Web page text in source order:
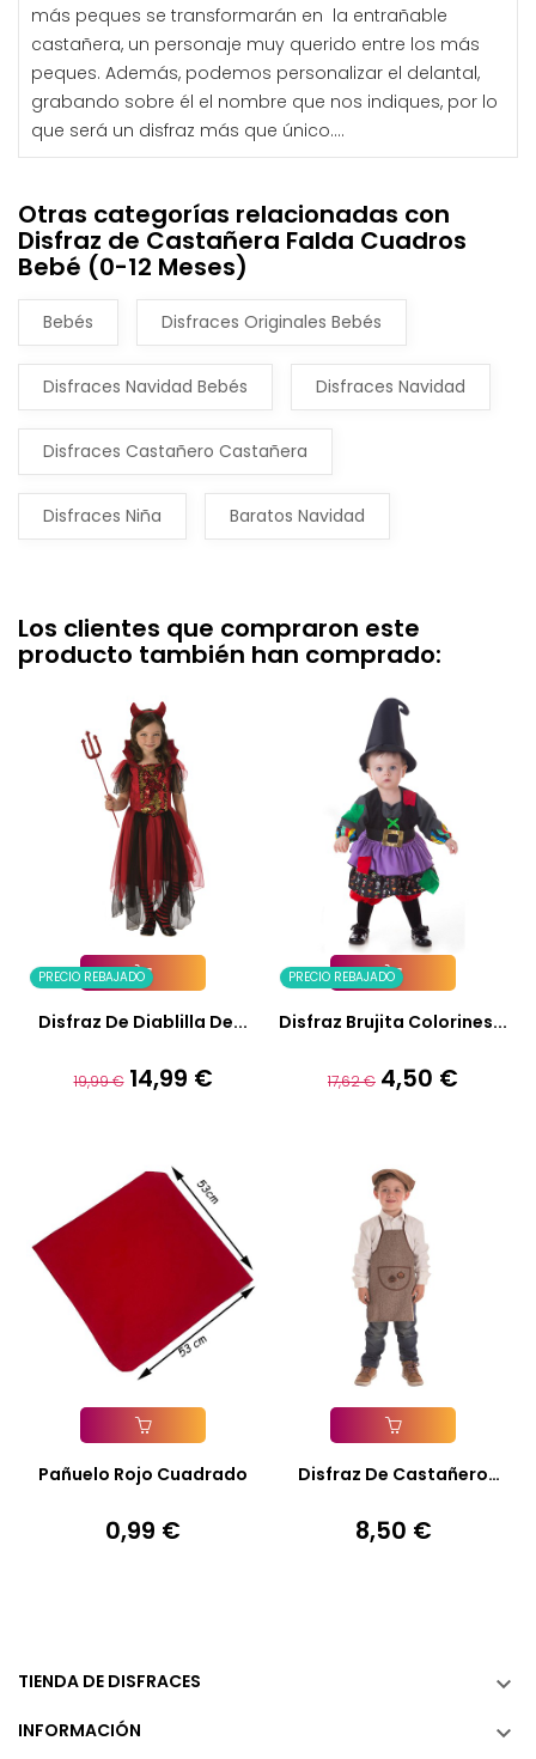
más peques se transformarán en la entrañable
castañera, un personaje muy querido entre los más
peques. Además, podemos personalizar el delantal,
grabando sobre él el nombre que nos indiques, por lo
que será un disfraz más que único....
Otras categorías relacionadas con
Disfraz de Castañera Falda Cuadros
Bebé (0-12 Meses)
Bebés Disfraces Originales Bebés
Disfraces Navidad Bebés Disfraces Navidad
Disfraces Castañero Castañera
Disfraces Niña Baratos Navidad
Los clientes que compraron este
producto también han comprado:
PRECIO REBAJADO
Añadir A La Cesta
Disfraz De Diablilla De...
Precio
19,99 € Precio
14,99 €
PRECIO REBAJADO
Añadir A La Cesta
Disfraz Brujita Colorines...
Precio
17,62 € Precio
4,50 €
Añadir A La Cesta
Pañuelo Rojo Cuadrado
Precio
0,99 €
Añadir A La Cesta
Disfraz De Castañero
Precio
8,50 €
TIENDA DE DISFRACES 
INFORMACIÓN 